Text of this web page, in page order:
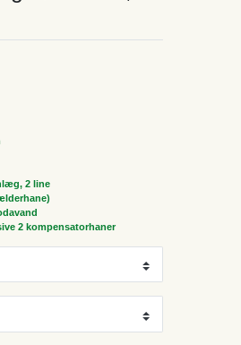
2 line
2 kompensatorhaner